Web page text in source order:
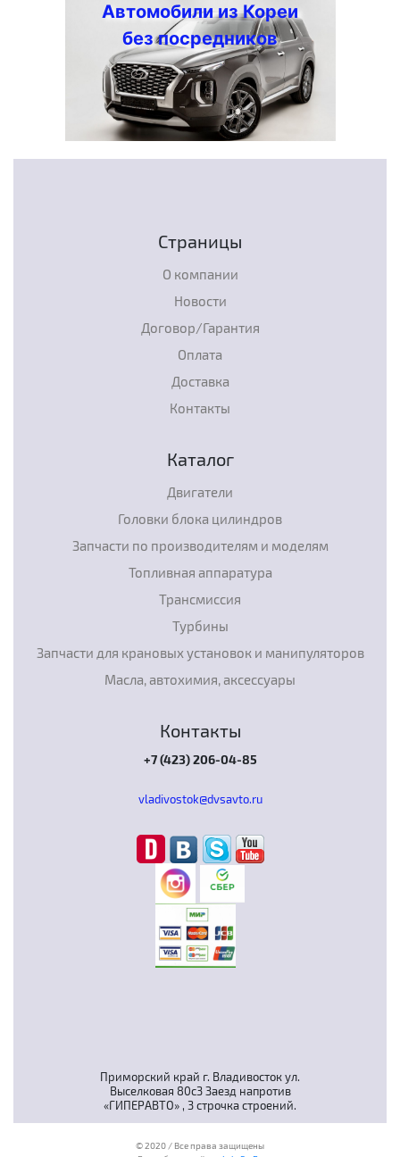
Автомобили из Кореи
без посредников
Приморский край г. Владивосток ул.
Выселковая 80с3 Заезд напротив
«ГИПЕРАВТО» , 3 строчка строений.
© 2020 / Все права защищены
Страницы
О компании
Новости
Договор/Гарантия
Оплата
Доставка
Контакты
Каталог
Двигатели
Головки блока цилиндров
Запчасти по производителям и моделям
Топливная аппаратура
Трансмиссия
Турбины
Запчасти для крановых установок и манипуляторов
Масла, автохимия, аксессуары
Контакты
+7 (423) 206-04-85
vladivostok@dvsavto.ru